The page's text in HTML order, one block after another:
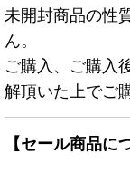
未開封商品の性
ん。
ご購入、ご購入
解頂いた上でご
【セール商品に